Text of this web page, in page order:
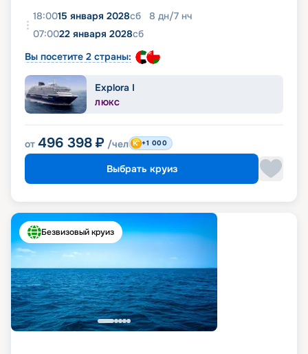
18:0015 января 2028сб 8 дн/7 нч
07:0022 января 2028сб
Вы посетите 2 страны:
Explora I
ЛЮКС
от 496 398 ₽ /чел +1 000
Выбрать круиз
Безвизовый круиз